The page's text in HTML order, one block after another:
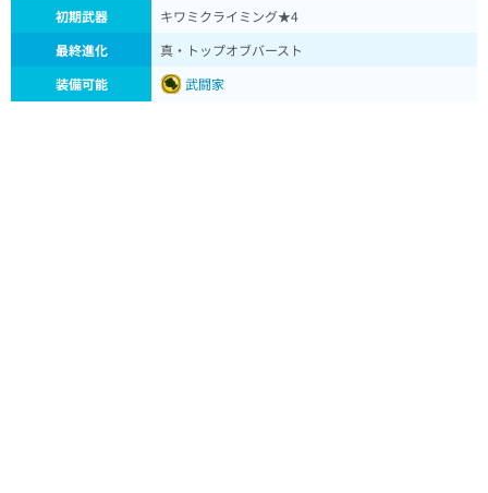
初期武器
キワミクライミング★4
最終進化
真・トップオブバースト
装備可能
武闘家